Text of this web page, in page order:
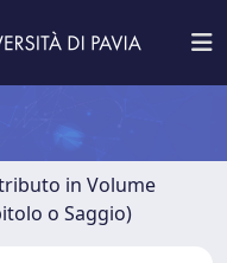
in Volume
o Saggio)